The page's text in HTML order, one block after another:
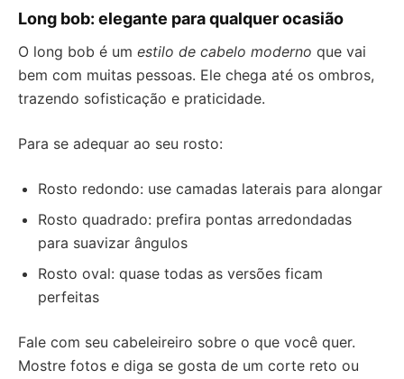
Long bob: elegante para qualquer ocasião
O long bob é um estilo de cabelo moderno que vai
bem com muitas pessoas. Ele chega até os ombros,
trazendo sofisticação e praticidade.
Para se adequar ao seu rosto:
Rosto redondo: use camadas laterais para alongar
Rosto quadrado: prefira pontas arredondadas
para suavizar ângulos
Rosto oval: quase todas as versões ficam
perfeitas
Fale com seu cabeleireiro sobre o que você quer.
Mostre fotos e diga se gosta de um corte reto ou